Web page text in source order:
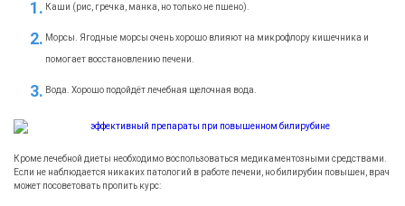
Каши (рис, гречка, манка, но только не пшено).
Морсы. Ягодные морсы очень хорошо влияют на микрофлору кишечника и
помогает восстановлению печени.
Вода. Хорошо подойдёт лечебная щелочная вода.
Кроме лечебной диеты необходимо воспользоваться медикаментозными средствами.
Если не наблюдается никаких патологий в работе печени, но билирубин повышен, врач
может посоветовать пропить курс: